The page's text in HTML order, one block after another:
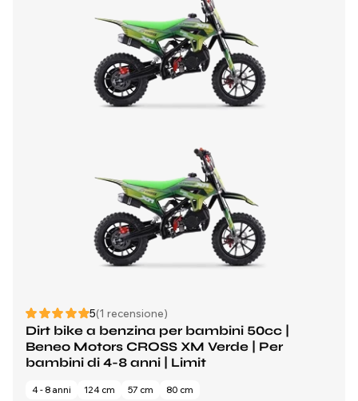
5(1 recensione)
Dirt bike a benzina per bambini 50cc |
Beneo Motors CROSS XM Verde | Per
bambini di 4-8 anni | Limit
4 - 8 anni 124 cm 57 cm 80 cm